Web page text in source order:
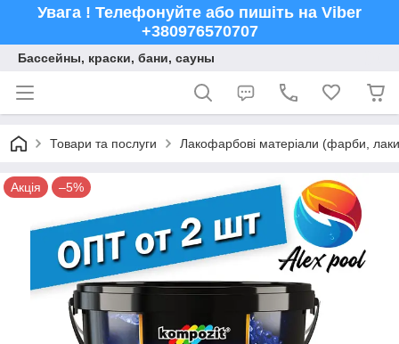
Увага ! Телефонуйте або пишіть на Viber
+380976570707
Бассейны, краски, бани, сауны
Товари та послуги Лакофарбові матеріали (фарби,
Акція –5%